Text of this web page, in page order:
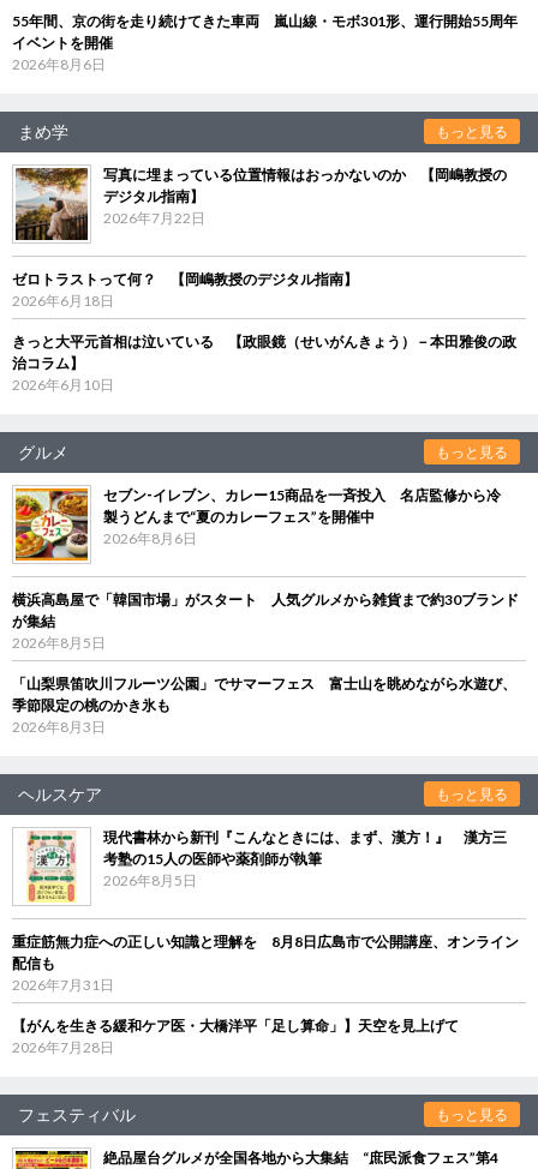
55年間、京の街を走り続けてきた車両 嵐山線・モボ301形、運行開始55周年
イベントを開催
2026年8月6日
まめ学 もっと見る
写真に埋まっている位置情報はおっかないのか 【岡嶋教授の
デジタル指南】
2026年7月22日
ゼロトラストって何？ 【岡嶋教授のデジタル指南】
2026年6月18日
きっと大平元首相は泣いている 【政眼鏡（せいがんきょう）－本田雅俊の政
治コラム】
2026年6月10日
グルメ もっと見る
セブン‐イレブン、カレー15商品を一斉投入 名店監修から冷
製うどんまで“夏のカレーフェス”を開催中
2026年8月6日
横浜高島屋で「韓国市場」がスタート 人気グルメから雑貨まで約30ブランド
が集結
2026年8月5日
「山梨県笛吹川フルーツ公園」でサマーフェス 富士山を眺めながら水遊び、
季節限定の桃のかき氷も
2026年8月3日
ヘルスケア もっと見る
現代書林から新刊『こんなときには、まず、漢方！』 漢方三
考塾の15人の医師や薬剤師が執筆
2026年8月5日
重症筋無力症への正しい知識と理解を 8月8日広島市で公開講座、オンライン
配信も
2026年7月31日
【がんを生きる緩和ケア医・大橋洋平「足し算命」】天空を見上げて
2026年7月28日
フェスティバル もっと見る
絶品屋台グルメが全国各地から大集結 “庶民派食フェス”第4